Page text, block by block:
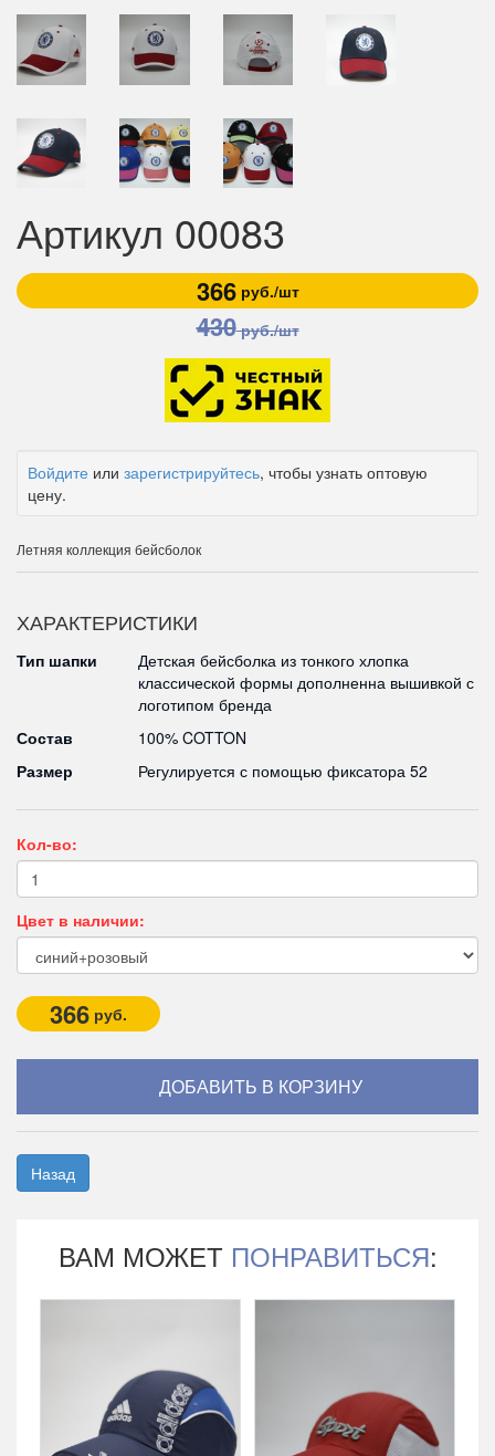
Артикул 00083
366руб./шт
430руб./шт
Войдите или зарегистрируйтесь, чтобы узнать оптовую
цену.
Летняя коллекция бейсболок
ХАРАКТЕРИСТИКИ
Тип шапки
Детская бейсболка из тонкого хлопка
классической формы дополненна вышивкой с
логотипом бренда
Состав
100% COTTON
Размер
Регулируется с помощью фиксатора 52
Кол-во:
Цвет в наличии:
366 руб.
Назад
ВАМ МОЖЕТ ПОНРАВИТЬСЯ: